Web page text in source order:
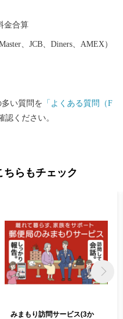
金合算
、JCB、Diners、AMEX）
い質問を 「よくある質問（F
認ください。
ちらもチェック
みまもり訪問サービス(3か